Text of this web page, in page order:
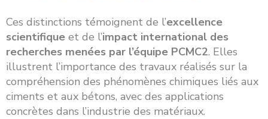
Ces distinctions témoignent de l’excellence
scientifique et de l’impact international des
recherches menées par l’équipe PCMC2. Elles
illustrent l’importance des travaux réalisés sur la
compréhension des phénomènes chimiques liés aux
ciments et aux bétons, avec des applications
concrètes dans l’industrie des matériaux.